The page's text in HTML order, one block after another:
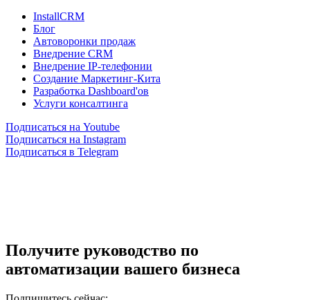
InstallCRM
Блог
Автоворонки продаж
Внедрение CRM
Внедрение IP-телефонии
Создание Маркетинг-Кита
Разработка Dashboard'ов
Услуги консалтинга
Подписаться на Youtube
Подписаться на Instagram
Подписаться в Telegram
Получите руководство по
автоматизации вашего бизнеса